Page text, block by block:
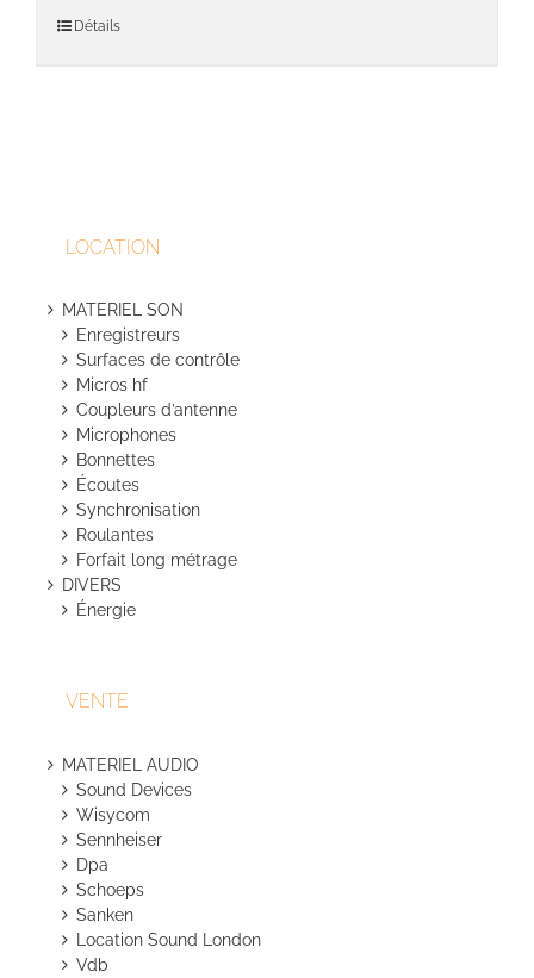
Détails
LOCATION
MATERIEL SON
Enregistreurs
Surfaces de contrôle
Micros hf
Coupleurs d’antenne
Microphones
Bonnettes
Écoutes
Synchronisation
Roulantes
Forfait long métrage
DIVERS
Énergie
VENTE
MATERIEL AUDIO
Sound Devices
Wisycom
Sennheiser
Dpa
Schoeps
Sanken
Location Sound London
Vdb